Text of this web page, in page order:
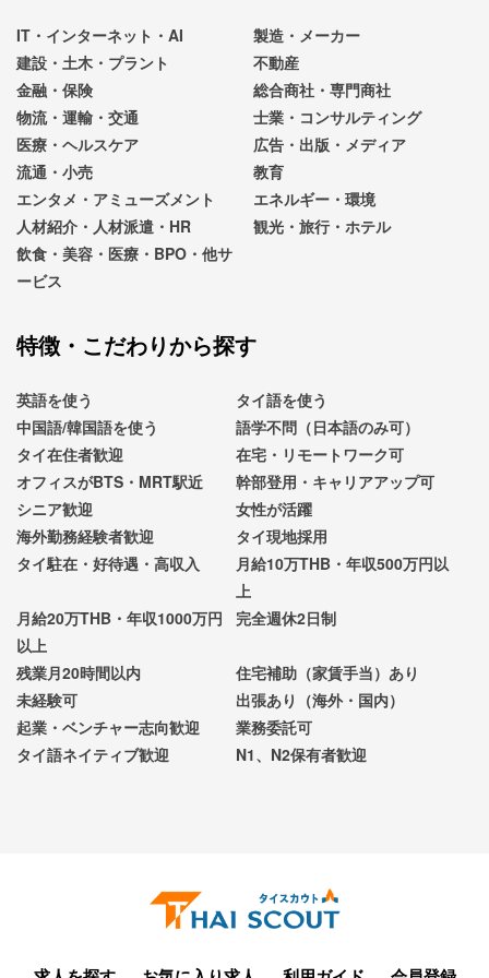
IT・インターネット・AI
製造・メーカー
建設・土木・プラント
不動産
金融・保険
総合商社・専門商社
物流・運輸・交通
士業・コンサルティング
医療・ヘルスケア
広告・出版・メディア
流通・小売
教育
エンタメ・アミューズメント
エネルギー・環境
人材紹介・人材派遣・HR
観光・旅行・ホテル
飲食・美容・医療・BPO・他サ
ービス
特徴・こだわりから探す
英語を使う
タイ語を使う
中国語/韓国語を使う
語学不問（日本語のみ可）
タイ在住者歓迎
在宅・リモートワーク可
オフィスがBTS・MRT駅近
幹部登用・キャリアアップ可
シニア歓迎
女性が活躍
海外勤務経験者歓迎
タイ現地採用
タイ駐在・好待遇・高収入
月給10万THB・年収500万円以
上
月給20万THB・年収1000万円
以上
完全週休2日制
残業月20時間以内
住宅補助（家賃手当）あり
未経験可
出張あり（海外・国内）
起業・ベンチャー志向歓迎
業務委託可
タイ語ネイティブ歓迎
N1、N2保有者歓迎